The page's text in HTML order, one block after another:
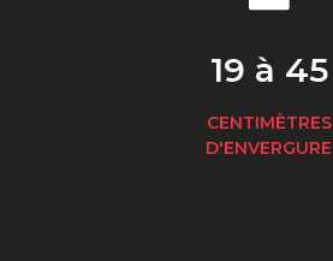
19 à 45
CENTIMÈTRES
D'ENVERGURE